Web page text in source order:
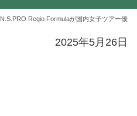
N.S.PRO Regio Formulaが国内女子ツアー優勝
2025年5月26日